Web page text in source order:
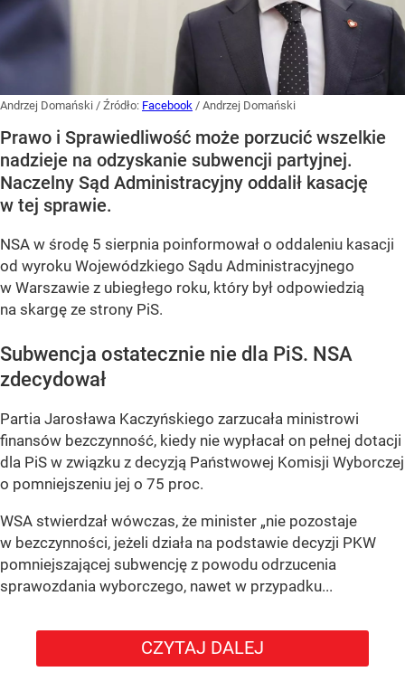
Andrzej Domański / Źródło: Facebook / Andrzej Domański
Prawo i Sprawiedliwość może porzucić wszelkie
nadzieje na odzyskanie subwencji partyjnej.
Naczelny Sąd Administracyjny oddalił kasację
w tej sprawie.
NSA w środę 5 sierpnia poinformował o oddaleniu kasacji
od wyroku Wojewódzkiego Sądu Administracyjnego
w Warszawie z ubiegłego roku, który był odpowiedzią
na skargę ze strony PiS.
Subwencja ostatecznie nie dla PiS. NSA
zdecydował
Partia Jarosława Kaczyńskiego zarzucała ministrowi
finansów bezczynność, kiedy nie wypłacał on pełnej dotacji
dla PiS w związku z decyzją Państwowej Komisji Wyborczej
o pomniejszeniu jej o 75 proc.
WSA stwierdzał wówczas, że minister „nie pozostaje
w bezczynności, jeżeli działa na podstawie decyzji PKW
pomniejszającej subwencję z powodu odrzucenia
sprawozdania wyborczego, nawet w przypadku...
CZYTAJ DALEJ